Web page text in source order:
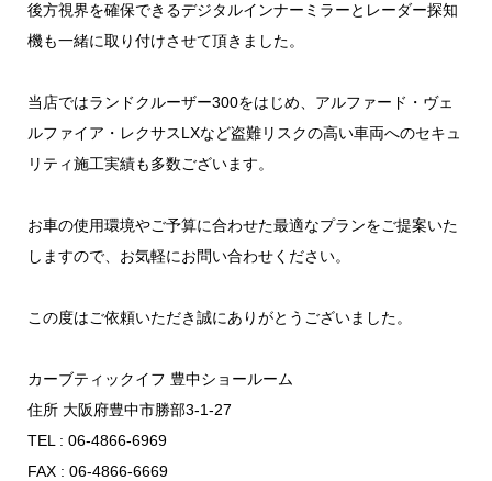
後方視界を確保できるデジタルインナーミラーとレーダー探知
機も一緒に取り付けさせて頂きました。
当店ではランドクルーザー300をはじめ、アルファード・ヴェ
ルファイア・レクサスLXなど盗難リスクの高い車両へのセキュ
リティ施工実績も多数ございます。
お車の使用環境やご予算に合わせた最適なプランをご提案いた
しますので、お気軽にお問い合わせください。
この度はご依頼いただき誠にありがとうございました。
カーブティックイフ 豊中ショールーム
住所 大阪府豊中市勝部3-1-27
TEL : 06-4866-6969
FAX : 06-4866-6669